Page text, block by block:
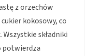
z orzechów
kokosowy, co
składniki
potwierdza